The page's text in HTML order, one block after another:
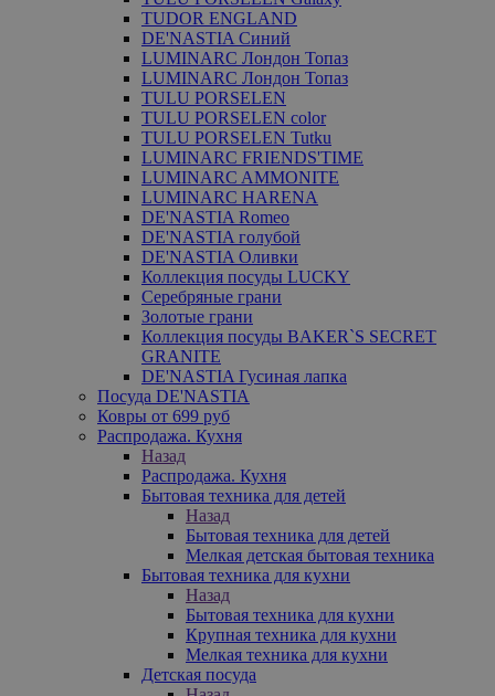
TUDOR ENGLAND
DE'NASTIA Синий
LUMINARC Лондон Топаз
LUMINARC Лондон Топаз
TULU PORSELEN
TULU PORSELEN color
TULU PORSELEN Tutku
LUMINARC FRIENDS'TIME
LUMINARC AMMONITE
LUMINARC HARENA
DE'NASTIA Romeo
DE'NASTIA голубой
DE'NASTIA Оливки
Коллекция посуды LUCKY
Серебряные грани
Золотые грани
Коллекция посуды BAKER`S SECRET
GRANITE
DE'NASTIA Гусиная лапка
Посуда DE'NASTIA
Ковры от 699 руб
Распродажа. Кухня
Назад
Распродажа. Кухня
Бытовая техника для детей
Назад
Бытовая техника для детей
Мелкая детская бытовая техника
Бытовая техника для кухни
Назад
Бытовая техника для кухни
Крупная техника для кухни
Мелкая техника для кухни
Детская посуда